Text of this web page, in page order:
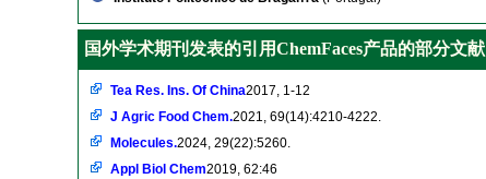
国外学术期刊发表的引用ChemFaces产品的部分文献
Tea Res. Ins. Of China2017, 1-12
J Agric Food Chem.2021, 69(14):4210-4222.
Molecules.2024, 29(22):5260.
Appl Biol Chem2019, 62:46